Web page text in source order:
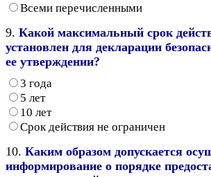
Всеми перечисленными
9. Какой максимальный срок
установлен для декларации
ее утверждении?
3 года
5 лет
10 лет
Срок действия не ограничен
10. Каким образом допускается
информирование о порядке